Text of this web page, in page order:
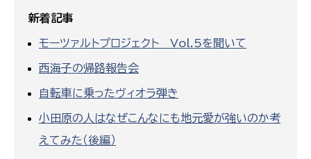
新着記事
モーツァルトプロジェクト Vol.5を聞いて
西海子の帰路報告会
自転車に乗ったヴィオラ弾き
小田原の人はなぜこんなにも地元愛が強いのか考
えてみた（後編）